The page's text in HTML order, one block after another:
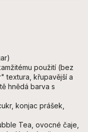
použití (bez
textura, křupavější a
hnědá barva s
konjac prášek,
Tea, ovocné čaje,